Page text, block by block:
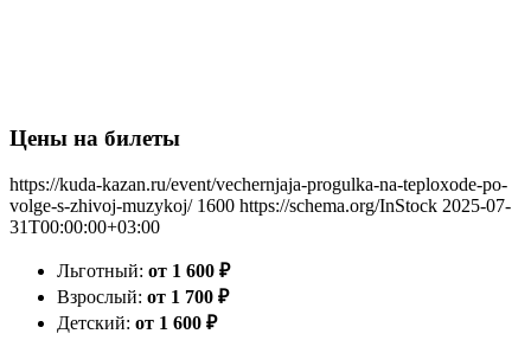
Цены на билеты
https://kuda-kazan.ru/event/vechernjaja-progulka-na-teploxode-po-
volge-s-zhivoj-muzykoj/ 1600 https://schema.org/InStock 2025-07-
31T00:00:00+03:00
Льготный: от 1 600 ₽
Взрослый: от 1 700 ₽
Детский: от 1 600 ₽